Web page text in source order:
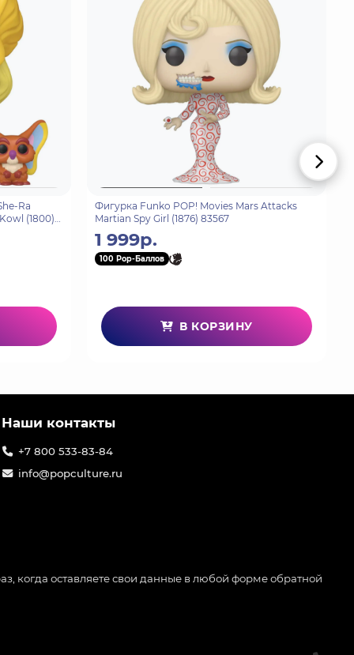
Ra
(1800)
Фигурка Funko POP! Movies Mars Attacks
Martian Spy Girl (1876) 83567
1 999р.
100 Pop-Баллов
В КОРЗИНУ
Наши контакты
+7 800 533-83-84
info@popculture.ru
когда оставляете свои данные в любой форме обратной